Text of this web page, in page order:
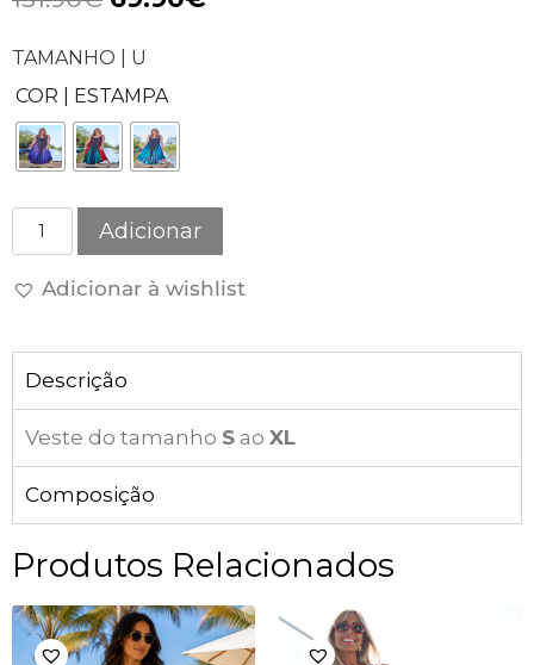
TAMANHO | U
COR | ESTAMPA
Adicionar
Adicionar à wishlist
Descrição
Veste do tamanho S ao XL
Composição
Produtos Relacionados